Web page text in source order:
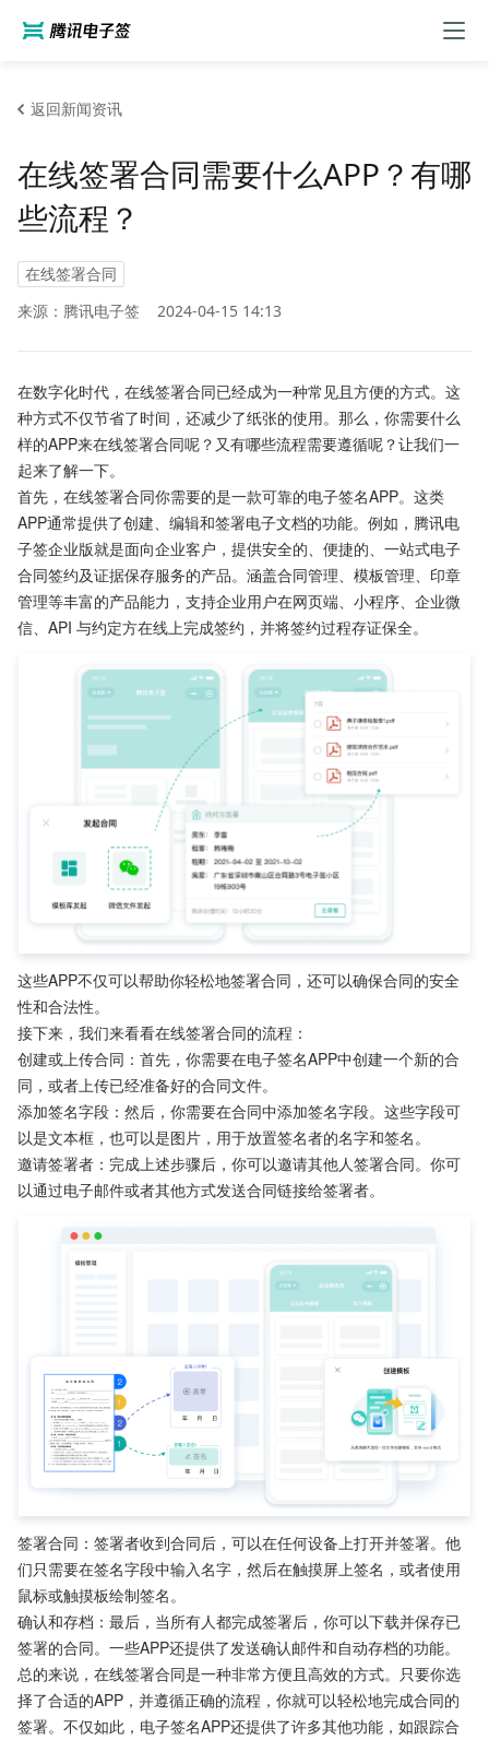
返回新闻资讯
在线签署合同需要什么APP？有哪
些流程？
在线签署合同
来源：腾讯电子签
2024-04-15 14:13
在数字化时代，在线签署合同已经成为一种常见且方便的方式。这
种方式不仅节省了时间，还减少了纸张的使用。那么，你需要什么
样的APP来在线签署合同呢？又有哪些流程需要遵循呢？让我们一
起来了解一下。
首先，在线签署合同你需要的是一款可靠的电子签名APP。这类
APP通常提供了创建、编辑和签署电子文档的功能。例如，腾讯电
子签企业版就是面向企业客户，提供安全的、便捷的、一站式电子
合同签约及证据保存服务的产品。涵盖合同管理、模板管理、印章
管理等丰富的产品能力，支持企业用户在网页端、小程序、企业微
信、API 与约定方在线上完成签约，并将签约过程存证保全。
这些APP不仅可以帮助你轻松地签署合同，还可以确保合同的安全
性和合法性。
接下来，我们来看看在线签署合同的流程：
创建或上传合同：首先，你需要在电子签名APP中创建一个新的合
同，或者上传已经准备好的合同文件。
添加签名字段：然后，你需要在合同中添加签名字段。这些字段可
以是文本框，也可以是图片，用于放置签名者的名字和签名。
邀请签署者：完成上述步骤后，你可以邀请其他人签署合同。你可
以通过电子邮件或者其他方式发送合同链接给签署者。
签署合同：签署者收到合同后，可以在任何设备上打开并签署。他
们只需要在签名字段中输入名字，然后在触摸屏上签名，或者使用
鼠标或触摸板绘制签名。
确认和存档：最后，当所有人都完成签署后，你可以下载并保存已
签署的合同。一些APP还提供了发送确认邮件和自动存档的功能。
总的来说，在线签署合同是一种非常方便且高效的方式。只要你选
择了合适的APP，并遵循正确的流程，你就可以轻松地完成合同的
签署。不仅如此，电子签名APP还提供了许多其他功能，如跟踪合